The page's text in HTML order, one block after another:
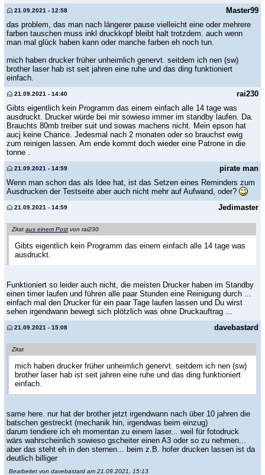
Master99
21.09.2021 - 12:58
das problem, das man nach längerer pause vielleicht eine oder mehrere
farben tauschen muss inkl druckkopf bleibt halt trotzdem. auch wenn
man mal glück haben kann oder manche farben eh noch tun.
mich haben drucker früher unheimlich genervt. seitdem ich nen (sw)
brother laser hab ist seit jahren eine ruhe und das ding funktioniert
einfach.
rai230
21.09.2021 - 14:40
Gibts eigentlich kein Programm das einem einfach alle 14 tage was
ausdruckt. Drucker würde bei mir sowieso immer im standby laufen. Da.
Brauchts 80mb treiber suit und sowas machens nicht. Mein epson hat
aucj keine Chance. Jedesmal nach 2 monaten oder so brauchst ewig
zum reinigen lassen. Am ende kommt doch wieder eine Patrone in die
tonne .
pirate man
21.09.2021 - 14:59
Wenn man schon das als Idee hat, ist das Setzen eines Reminders zum
Ausdrucken der Testseite aber auch nicht mehr auf Aufwand, oder?
Jedimaster
21.09.2021 - 14:59
Zitat aus einem Post von rai230
Gibts eigentlich kein Programm das einem einfach alle 14 tage was
ausdruckt.
Funktioniert so leider auch nicht, die meisten Drucker haben im Standby
einen timer laufen und führen alle paar Stunden eine Reinigung durch ...
einfach mal den Drucker für ein paar Tage laufen lassen und Du wirst
sehen irgendwann bewegt sich plötzlich was ohne Druckauftrag ...
davebastard
21.09.2021 - 15:08
Zitat
mich haben drucker früher unheimlich genervt. seitdem ich nen (sw)
brother laser hab ist seit jahren eine ruhe und das ding funktioniert
einfach.
same here. nur hat der brother jetzt irgendwann nach über 10 jahren die
batschen gestreckt (mechanik hin, irgendwas beim einzug)
darum tendiere ich eh momentan zu einem laser... weil für fotodruck
wärs wahrscheinlich sowieso gscheiter einen A3 oder so zu nehmen...
aber das steht eh in den sternen... beim z.B. hofer drucken lassen ist da
deutlich billiger
Bearbeitet von davebastard am 21.09.2021, 15:13